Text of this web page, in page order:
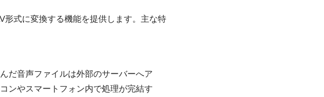
形式に変換する機能を提供します。主な特
だ音声ファイルは外部のサーバーへア
ンやスマートフォン内で処理が完結す